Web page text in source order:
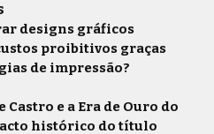
designs gráficos
proibitivos graças
de impressão?
e a Era de Ouro do
histórico do título